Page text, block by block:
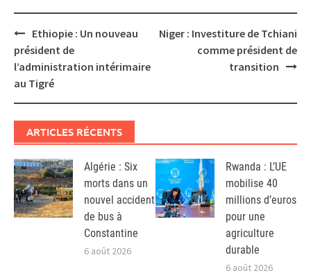
Post
navigation
Ethiopie : Un nouveau
président de
l’administration intérimaire
au Tigré
Niger : Investiture de Tchiani
comme président de
transition
ARTICLES RÉCENTS
Algérie : Six
morts dans un
nouvel accident
de bus à
Constantine
6 août 2026
Rwanda : L’UE
mobilise 40
millions d’euros
pour une
agriculture
durable
6 août 2026